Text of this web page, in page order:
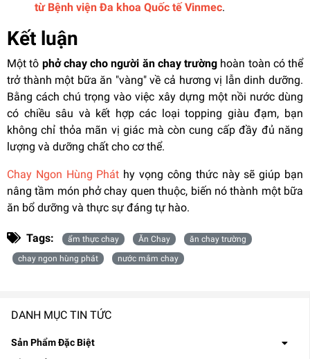
DANH MỤC TIN TỨC
Sản Phẩm Đặc Biệt
từ Bệnh viện Đa khoa Quốc tế Vinmec.
Kết luận
Một tô phở chay cho người ăn chay trường hoàn toàn có thể
trở thành một bữa ăn "vàng" về cả hương vị lẫn dinh dưỡng.
Bằng cách chú trọng vào việc xây dựng một nồi nước dùng
có chiều sâu và kết hợp các loại topping giàu đạm, bạn
không chỉ thỏa mãn vị giác mà còn cung cấp đầy đủ năng
lượng và dưỡng chất cho cơ thể.
Chay Ngon Hùng Phát hy vọng công thức này sẽ giúp bạn
nâng tầm món phở chay quen thuộc, biến nó thành một bữa
ăn bổ dưỡng và thực sự đáng tự hào.
Tags: ẩm thực chay Ăn Chay
ăn chay trường
chay ngon hùng phát
nước mắm chay